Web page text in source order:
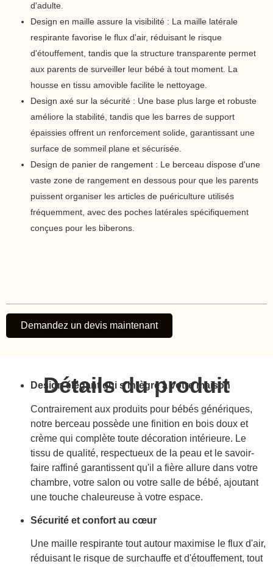
d'adulte.
Design en maille assure la visibilité : La maille latérale
respirante favorise le flux d'air, réduisant le risque
d'étouffement, tandis que la structure transparente permet
aux parents de surveiller leur bébé à tout moment. La
housse en tissu amovible facilite le nettoyage.
Design axé sur la sécurité : Une base plus large et robuste
améliore la stabilité, tandis que les barres de support
épaissies offrent un renforcement solide, garantissant une
surface de sommeil plane et sécurisée.
Design de panier de rangement : Le berceau dispose d'une
vaste zone de rangement en dessous pour que les parents
puissent organiser les articles de puériculture utilisés
fréquemment, avec des poches latérales spécifiquement
conçues pour les biberons.
Demandez un devis maintenant
Détails du produit
Design élégant qui s'intègre à votre maison
Contrairement aux produits pour bébés génériques,
notre berceau possède une finition en bois doux et
crème qui complète toute décoration intérieure. Le
tissu de qualité, respectueux de la peau et le savoir-
faire raffiné garantissent qu'il a fière allure dans votre
chambre, votre salon ou votre salle de bébé, ajoutant
une touche chaleureuse à votre espace.
Sécurité et confort au cœur
Une maille respirante tout autour maximise le flux d'air,
réduisant le risque de surchauffe et d'étouffement, tout